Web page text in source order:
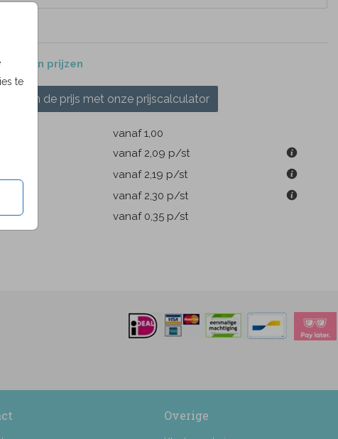
te
en prijzen
Bereken de prijs met onze prijscalculator
vanaf 1,00
vanaf 2,09 p/st
vanaf 2,19 p/st
cm
vanaf 2,30 p/st
vanaf 0,35 p/st
Overige